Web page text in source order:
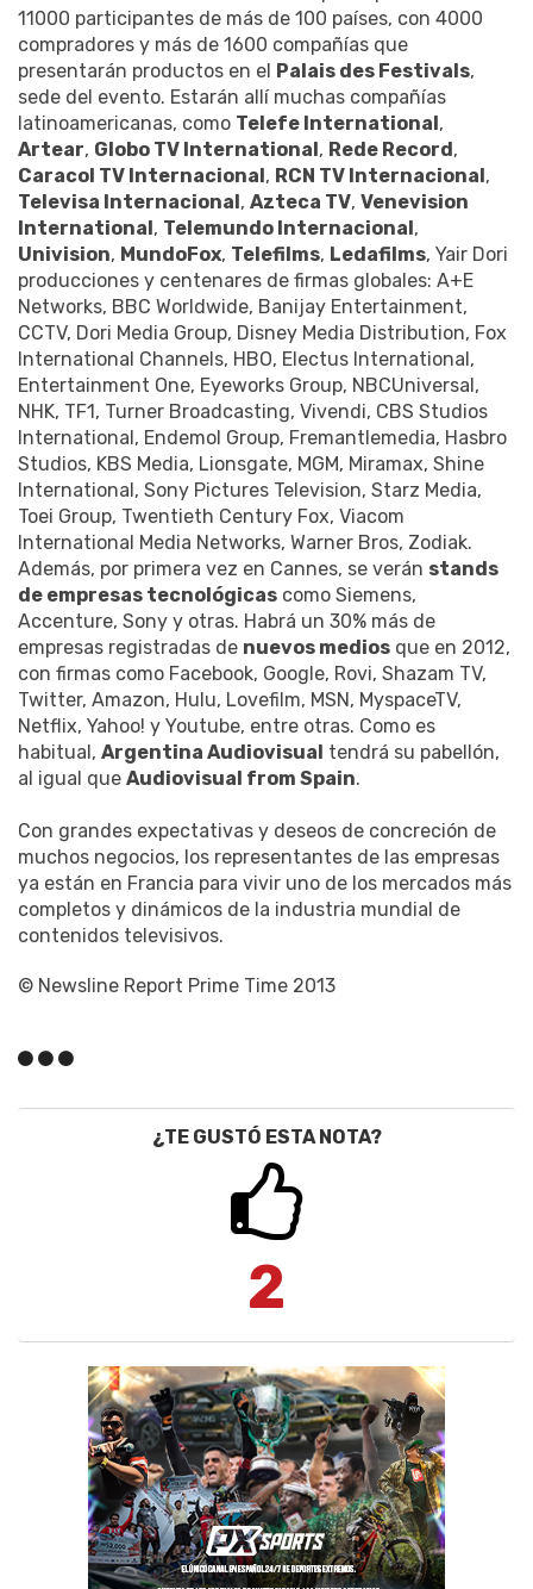
11000 participantes de más de 100 países, con 4000
compradores y más de 1600 compañías que
presentarán productos en el Palais des Festivals,
sede del evento. Estarán allí muchas compañías
latinoamericanas, como Telefe International,
Artear, Globo TV International, Rede Record,
Caracol TV Internacional, RCN TV Internacional,
Televisa Internacional, Azteca TV, Venevision
International, Telemundo Internacional,
Univision, MundoFox, Telefilms, Ledafilms, Yair Dori
producciones y centenares de firmas globales: A+E
Networks, BBC Worldwide, Banijay Entertainment,
CCTV, Dori Media Group, Disney Media Distribution, Fox
International Channels, HBO, Electus International,
Entertainment One, Eyeworks Group, NBCUniversal,
NHK, TF1, Turner Broadcasting, Vivendi, CBS Studios
International, Endemol Group, Fremantlemedia, Hasbro
Studios, KBS Media, Lionsgate, MGM, Miramax, Shine
International, Sony Pictures Television, Starz Media,
Toei Group, Twentieth Century Fox, Viacom
International Media Networks, Warner Bros, Zodiak.
Además, por primera vez en Cannes, se verán stands
de empresas tecnológicas como Siemens,
Accenture, Sony y otras. Habrá un 30% más de
empresas registradas de nuevos medios que en 2012,
con firmas como Facebook, Google, Rovi, Shazam TV,
Twitter, Amazon, Hulu, Lovefilm, MSN, MyspaceTV,
Netflix, Yahoo! y Youtube, entre otras. Como es
habitual, Argentina Audiovisual tendrá su pabellón,
al igual que Audiovisual from Spain.
Con grandes expectativas y deseos de concreción de
muchos negocios, los representantes de las empresas
ya están en Francia para vivir uno de los mercados más
completos y dinámicos de la industria mundial de
contenidos televisivos.
© Newsline Report Prime Time 2013
¿TE GUSTÓ ESTA NOTA?
2